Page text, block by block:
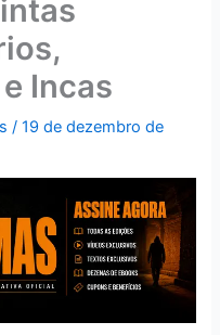
Incas
/19 de dezembro de